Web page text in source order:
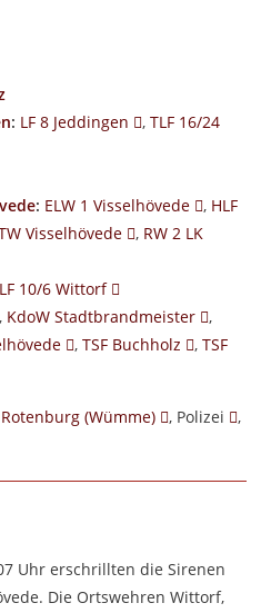
: LF 8 Jeddingen ,TLF 16/24
: ELW 1 Visselhövede , HLF
Visselhövede , RW 2 LK
LF 10/6 Wittorf
, KdoW Stadtbrandmeister
,
,TSF Buchholz ,TSF
(Wümme) , Polizei
,
Uhr erschrillten die Sirenen
Die Ortswehren Wittorf,